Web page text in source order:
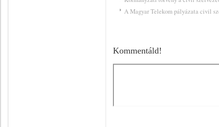
A Magyar Telekom pályázata civil
Kommentáld!